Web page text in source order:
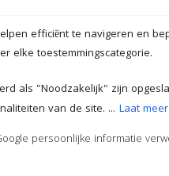
efficiënt te navigeren en
elke toestemmingscategorie.
als "Noodzakelijk" zijn
van de site. ... Laat
persoonlijke informatie
Telefonische
Snelle levering
Contant betalen